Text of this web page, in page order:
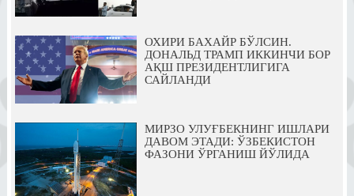
ОХИРИ БАХАЙР БЎЛСИН.
ДОНАЛЬД ТРАМП ИККИНЧИ БОР
АҚШ ПРЕЗИДЕНТЛИГИГА
САЙЛАНДИ
МИРЗО УЛУҒБЕКНИНГ ИШЛАРИ
ДАВОМ ЭТАДИ: ЎЗБЕКИСТОН
ФАЗОНИ ЎРГАНИШ ЙЎЛИДА